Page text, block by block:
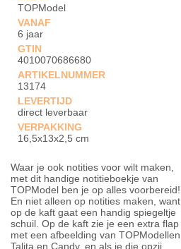
TOPModel
VANAF
6 jaar
GTIN
4010070686680
ARTIKELNUMMER
13174
LEVERTIJD
direct leverbaar
VERPAKKING
16,5x13x2,5 cm
Waar je ook notities voor wilt maken,
met dit handige notitieboekje van
TOPModel ben je op alles voorbereid!
En niet alleen op notities maken, want
op de kaft gaat een handig spiegeltje
schuil. Op de kaft zie je een extra flap
met een afbeelding van TOPModellen
Talita en Candy, en als je die opzij